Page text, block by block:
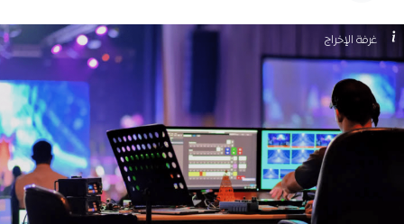
غرفة الإخراج